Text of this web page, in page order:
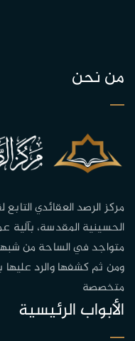
من نحن
مركز الرصد العقائدي
الحسينية المقدسة،
متواجد في الساحة من
ومن ثم كشفها والرد عليها
متخصصة
الأبواب الرئيسية